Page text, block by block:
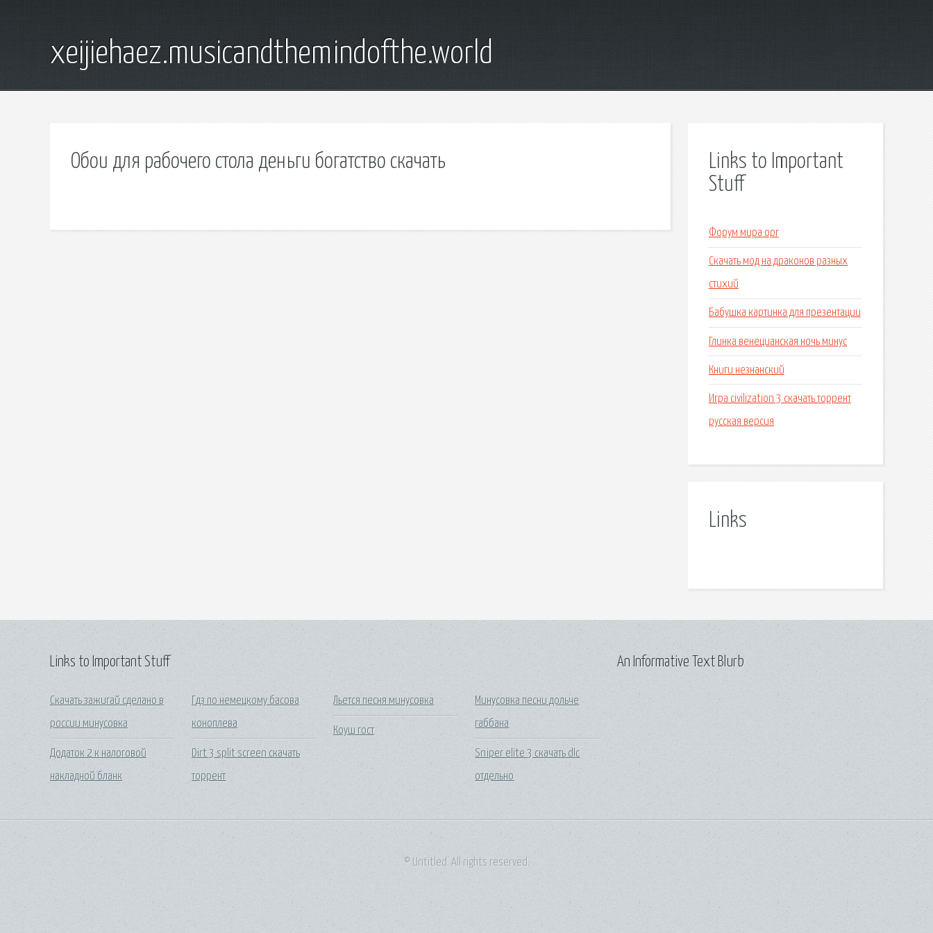
xeijiehaez.musicandthemindofthe.world
Обои для рабочего стола деньги богатство скачать
Links to Important
Stuff
Форум мира орг
Скачать мод на драконов разных
стихий
Бабушка картинка для презентации
Глинка венецианская ночь минус
Книги незнанский
Игра civilization 3 скачать торрент
русская версия
Links
Links to Important Stuff
Скачать зажигай сделано в
россии минусовка
Додаток 2 к налоговой
накладной бланк
Гдз по немецкому басова
коноплева
Dirt 3 split screen скачать
торрент
Льется песня минусовка
Коуш гост
Минусовка песни дольче
габбана
Sniper elite 3 скачать dlc
отдельно
An Informative Text Blurb
© Untitled. All rights reserved.